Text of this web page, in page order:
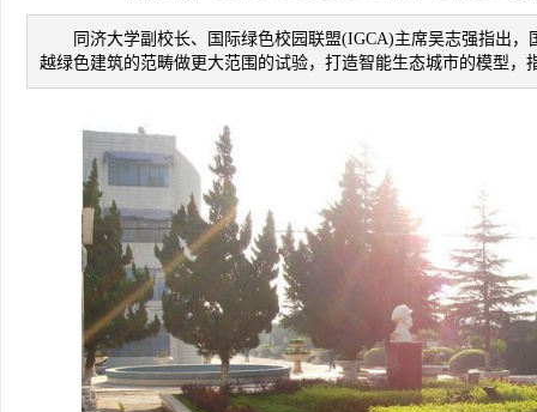
同济大学副校长、国际绿色校园联盟(IGCA)主席吴志强指出
越绿色建筑的范畴做更大范围的试验，打造智能生态城市的模型，